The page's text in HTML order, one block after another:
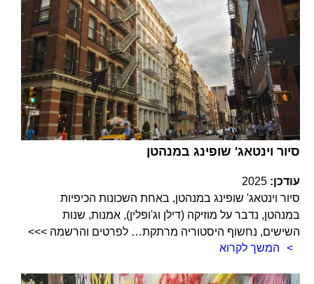
סיור וינטאג' שופינג במנהטן
עודכן: 2025
סיור וינטאג' שופינג במנהטן, באחת השכונות הכיפיות
במנהטן, נדבר על מוזיקה (דילן וג'ופלין), אמנות, שנות
השישים, נחשוף היסטוריה מרתקת… לפרטים והרשמה >>>
המשך לקרוא